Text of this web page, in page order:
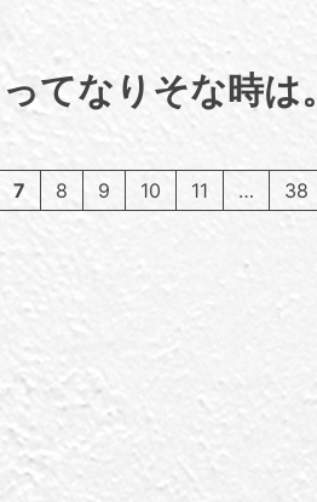
なりそな時は。
7 8 9 10 11 … 38